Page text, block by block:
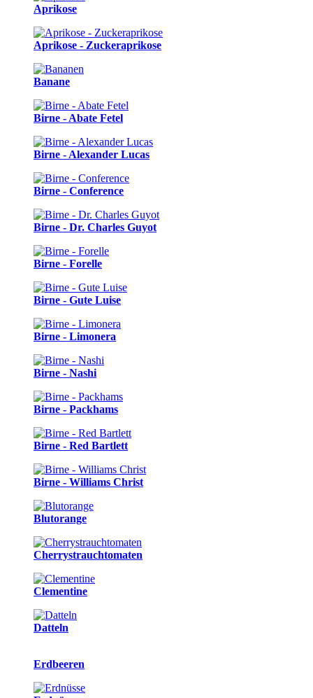
Aprikose
Aprikose - Zuckeraprikose
Banane
Birne - Abate Fetel
Birne - Alexander Lucas
Birne - Conference
Birne - Dr. Charles Guyot
Birne - Forelle
Birne - Gute Luise
Birne - Limonera
Birne - Nashi
Birne - Packhams
Birne - Red Bartlett
Birne - Williams Christ
Blutorange
Cherrystrauchtomaten
Clementine
Datteln
Erdbeeren